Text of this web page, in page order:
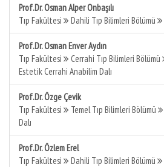
Prof.Dr. Osman Alper Onbaşılı
Tıp Fakültesi
Dahili Tıp Bilimleri Bölümü
Prof.Dr. Osman Enver Aydın
Tıp Fakültesi
Cerrahi Tıp Bilimleri Bölümü
Estetik Cerrahi Anabilim Dalı
Prof.Dr. Özge Çevik
Tıp Fakültesi
Temel Tıp Bilimleri Bölümü
Dalı
Prof.Dr. Özlem Erel
Tıp Fakültesi
Dahili Tıp Bilimleri Bölümü